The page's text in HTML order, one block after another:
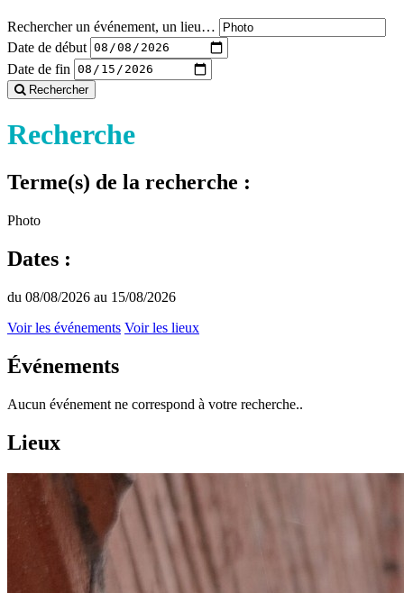
Rechercher un événement, un lieu…
Date de début
Date de fin
Rechercher
Recherche
Terme(s) de la recherche :
Photo
Dates :
du 08/08/2026 au 15/08/2026
Voir les événements Voir les lieux
Événements
Aucun événement ne correspond à votre recherche..
Lieux